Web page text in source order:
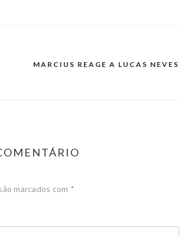
MARCIUS REAGE A LUCAS NEVES
marcados com *